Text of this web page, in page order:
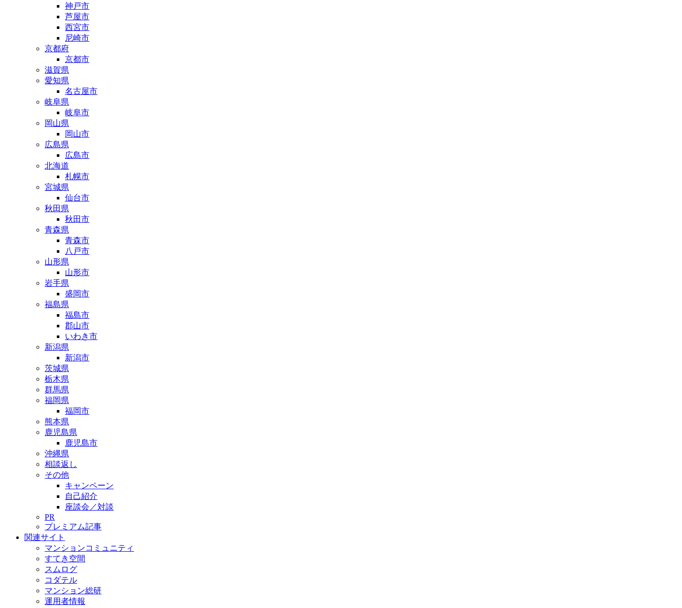
神戸市
芦屋市
西宮市
尼崎市
京都府
京都市
滋賀県
愛知県
名古屋市
岐阜県
岐阜市
岡山県
岡山市
広島県
広島市
北海道
札幌市
宮城県
仙台市
秋田県
秋田市
青森県
青森市
八戸市
山形県
山形市
岩手県
盛岡市
福島県
福島市
郡山市
いわき市
新潟県
新潟市
茨城県
栃木県
群馬県
福岡県
福岡市
熊本県
鹿児島県
鹿児島市
沖縄県
相談返し
その他
キャンペーン
自己紹介
座談会／対談
PR
プレミアム記事
関連サイト
マンションコミュニティ
すてき空間
スムログ
コダテル
マンション総研
運用者情報